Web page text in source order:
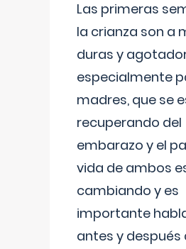
Las primeras
la crianza son a
duras y
especialmente
madres, que se
recuperando del
embarazo y el
vida de ambos
cambiando y es
importante
antes y después